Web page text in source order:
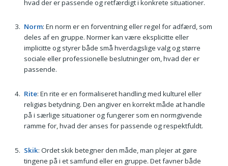
hvad der er passende og retfærdigt i konkrete situationer.
Norm: En norm er en forventning eller regel for adfærd, som
deles af en gruppe. Normer kan være eksplicitte eller
implicitte og styrer både små hverdagslige valg og større
sociale eller professionelle beslutninger om, hvad der er
passende.
Rite: En rite er en formaliseret handling med kulturel eller
religiøs betydning. Den angiver en korrekt måde at handle
på i særlige situationer og fungerer som en normgivende
ramme for, hvad der anses for passende og respektfuldt.
Skik: Ordet skik betegner den måde, man plejer at gøre
tingene på i et samfund eller en gruppe. Det favner både